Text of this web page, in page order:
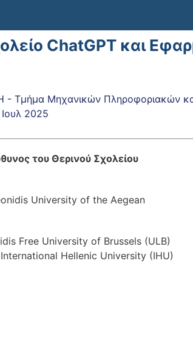
ChatGPT και
Τμήμα Μηχανικών Πληροφοριακών
2025
του Θερινού Σχολείου
University of the Aegean
Free University of Brussels (ULB)
Hellenic University (IHU)